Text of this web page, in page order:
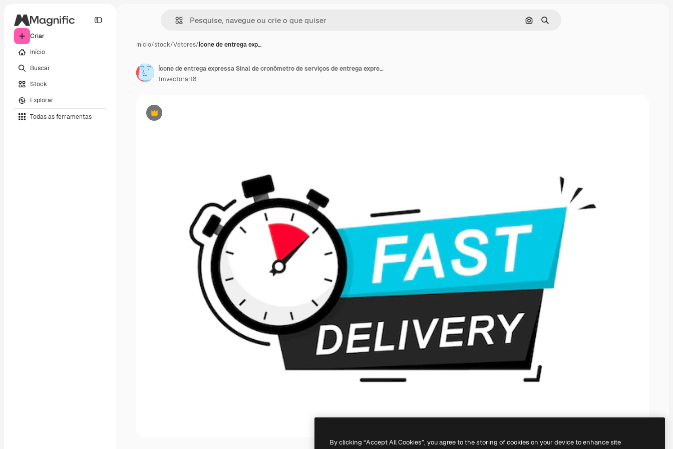
Criar
Início
Buscar
Stock
Explorar
Todas as ferramentas
Pesquisar por imagem
Buscar
Início/stock/Vetores/Ícone de entrega exp…
Premium
Ícone de entrega expressa Sinal de cronômetro de serviços de entrega expressa e urgente de entrega rápida
tmvectorart8
By clicking “Accept All Cookies”, you agree to the storing of cookies on your device to enhance site